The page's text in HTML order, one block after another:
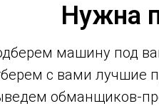
Нужна
машину под
с вами лучшие
обманщиков-